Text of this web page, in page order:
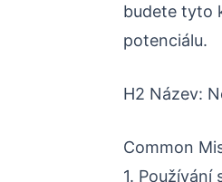
budete tyto
potenciálu.
H2 Název:
Common
1.